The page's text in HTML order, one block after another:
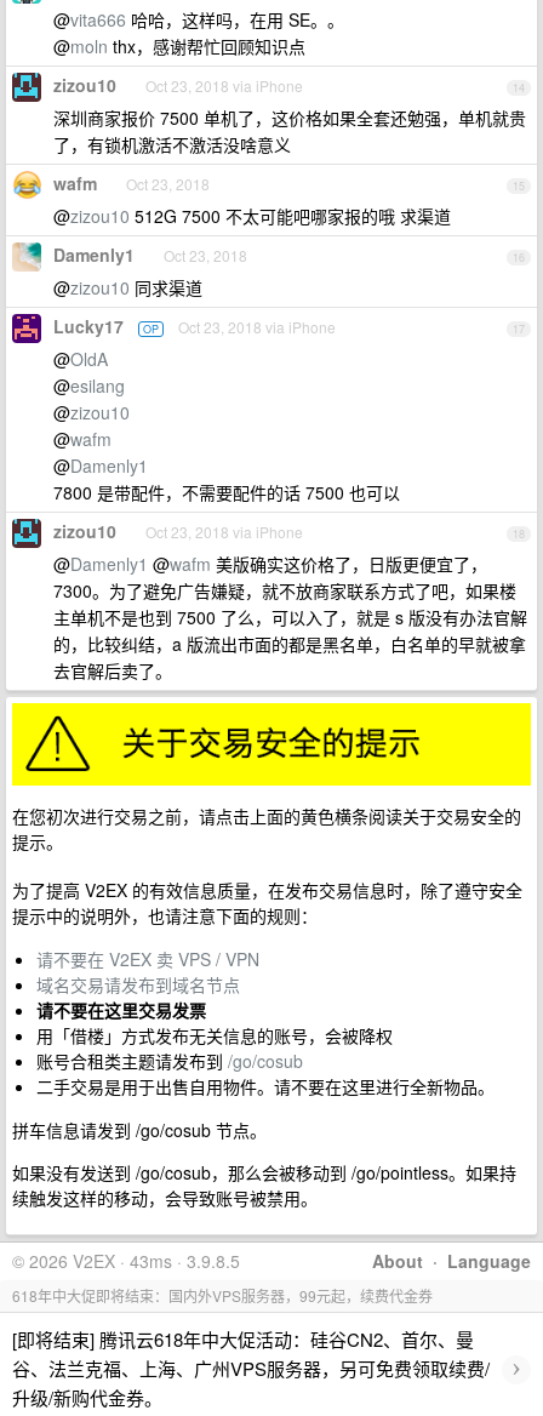
@vita666 哈哈，这样吗，在用 SE。。
@moln thx，感谢帮忙回顾知识点
14
zizou10 Oct 23, 2018 via iPhone
深圳商家报价 7500 单机了，这价格如果全套还勉强，单机就贵
了，有锁机激活不激活没啥意义
15
wafm Oct 23, 2018
@zizou10 512G 7500 不太可能吧哪家报的哦 求渠道
16
Damenly1 Oct 23, 2018
@zizou10 同求渠道
17
Lucky17 OP Oct 23, 2018 via iPhone
@OldA
@esilang
@zizou10
@wafm
@Damenly1
7800 是带配件，不需要配件的话 7500 也可以
18
zizou10 Oct 23, 2018 via iPhone
@Damenly1 @wafm 美版确实这价格了，日版更便宜了，
7300。为了避免广告嫌疑，就不放商家联系方式了吧，如果楼
主单机不是也到 7500 了么，可以入了，就是 s 版没有办法官解
的，比较纠结，a 版流出市面的都是黑名单，白名单的早就被拿
去官解后卖了。
在您初次进行交易之前，请点击上面的黄色横条阅读关于交易安全的
提示。
为了提高 V2EX 的有效信息质量，在发布交易信息时，除了遵守安全
提示中的说明外，也请注意下面的规则：
请不要在 V2EX 卖 VPS / VPN
域名交易请发布到域名节点
请不要在这里交易发票
用「借楼」方式发布无关信息的账号，会被降权
账号合租类主题请发布到 /go/cosub
二手交易是用于出售自用物件。请不要在这里进行全新物品。
拼车信息请发到 /go/cosub 节点。
如果没有发送到 /go/cosub，那么会被移动到 /go/pointless。如果持
续触发这样的移动，会导致账号被禁用。
About · Language
© 2026 V2EX · 43ms · 3.9.8.5
618年中大促即将结束：国内外VPS服务器，99元起，续费代金券
[即将结束] 腾讯云618年中大促活动：硅谷CN2、首尔、曼
谷、法兰克福、上海、广州VPS服务器，另可免费领取续费/
升级/新购代金券。
›